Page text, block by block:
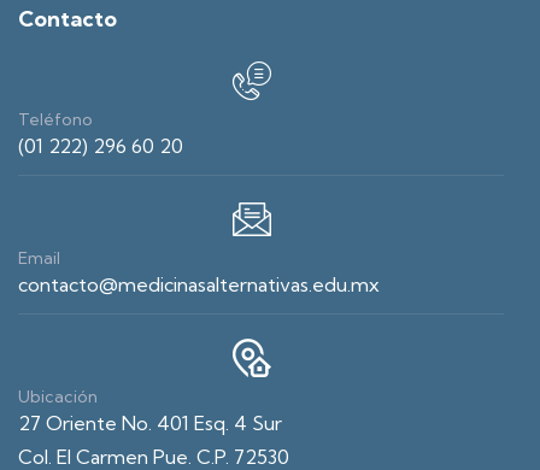
Contacto
Teléfono
(01 222) 296 60 20
Email
contacto@medicinasalternativas.edu.mx
Ubicación
27 Oriente No. 401 Esq. 4 Sur
Col. El Carmen Pue. C.P. 72530